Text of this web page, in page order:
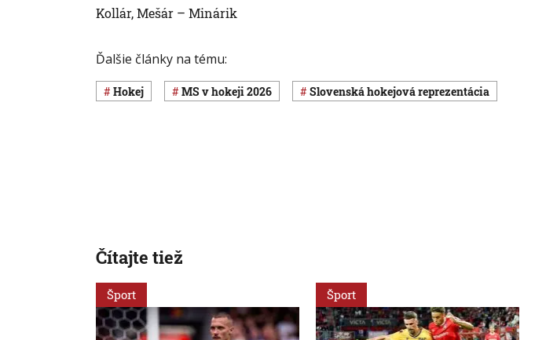
Kollár, Mešár – Minárik
Ďalšie články na tému:
Hokej MS v hokeji 2026 slovenská hokejová reprezentácia
Čítajte tiež
Šport Šport